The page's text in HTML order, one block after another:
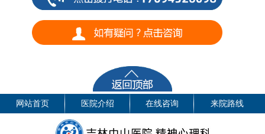
网站首页 医院介绍 在线咨询 来院路线